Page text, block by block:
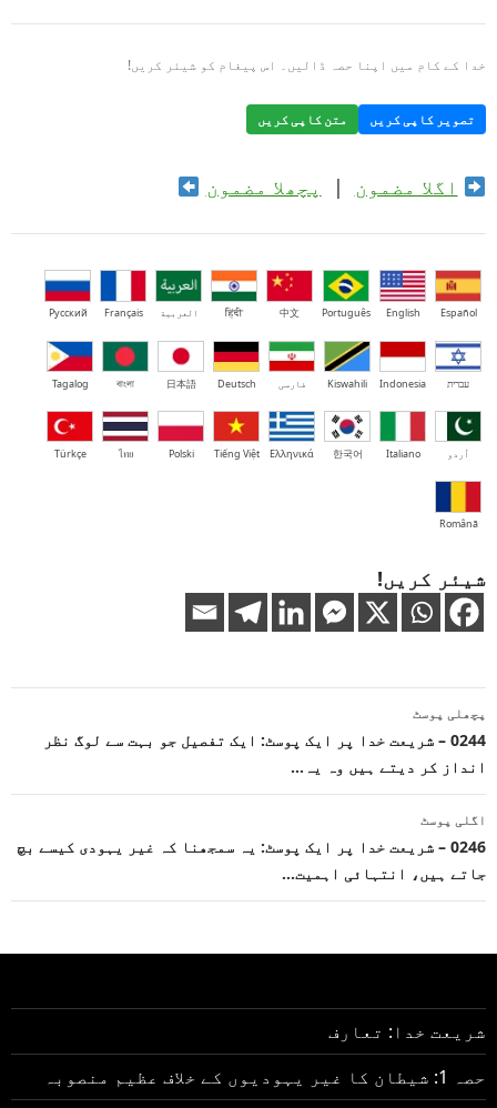
خدا کے کام میں اپنا حصہ ڈالیں۔ اس پیغام کو شیئر کریں!
تصویر کاپی کریں متن کاپی کریں
اگلا مضمون | پچھلا مضمون
Español
English
Português
中文
हिंदी العربية Français
Русский
עברית Indonesia
Kiswahili فارسی Deutsch
日本語
বাংলা
Tagalog
اُردو Italiano
한국어
Ελληνικά
Tiếng Việt
Polski
ไทย
Türkçe
Română
شیئر کریں!
پوسٹوں
کی
نیویگیشن
پچھلی پوسٹ
0244 – شریعت خدا پر ایک پوسٹ: ایک تفصیل جو بہت سے لوگ نظر
انداز کر دیتے ہیں وہ یہ…
اگلی پوسٹ
0246 – شریعت خدا پر ایک پوسٹ: یہ سمجھنا کہ غیر یہودی کیسے بچ
جاتے ہیں، انتہائی اہمیت…
شریعت خدا: تعارف
حصہ 1: شیطان کا غیر یہودیوں کے خلاف عظیم منصوبہ